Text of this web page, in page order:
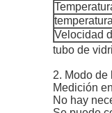
Velocidad
tubo de
2. Modo de
Medición
No hay